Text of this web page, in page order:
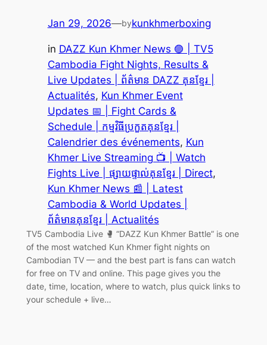
Jan 29, 2026—bykunkhmerboxing
in DAZZ Kun Khmer News 🟣 | TV5
Cambodia Fight Nights, Results &
Live Updates | ព័ត៌មាន DAZZ គុនខ្មែរ |
Actualités, Kun Khmer Event
Updates 📅 | Fight Cards &
Schedule | កម្មវិធីប្រកួតគុនខ្មែរ |
Calendrier des événements, Kun
Khmer Live Streaming 📺 | Watch
Fights Live | ផ្សាយផ្ទាល់គុនខ្មែរ | Direct
Kun Khmer News 📰 | Latest
Cambodia & World Updates |
ព័ត៌មានគុនខ្មែរ | Actualités
TV5 Cambodia Live 🥊 “DAZZ Kun Khmer Battle” is one
of the most watched Kun Khmer fight nights on
Cambodian TV — and the best part is fans can watch
for free on TV and online. This page gives you the
date, time, location, where to watch, plus quick links to
your schedule + live…